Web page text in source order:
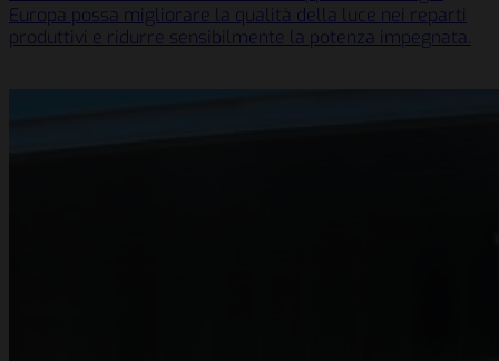
Europa possa migliorare la qualità della luce nei reparti
produttivi e ridurre sensibilmente la potenza impegnata.